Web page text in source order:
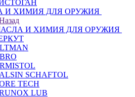
И ХИМИЯ ДЛЯ ОРУЖИЯ
И ХИМИЯ ДЛЯ ОРУЖИЯ
SCHAFTOL
TECH
LUB